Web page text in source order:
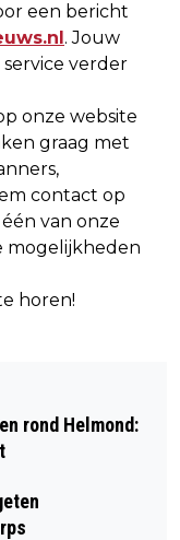
een bericht
. Jouw
verder
onze website
graag met
contact op
één van onze
mogelijkheden
horen!
rond Helmond: